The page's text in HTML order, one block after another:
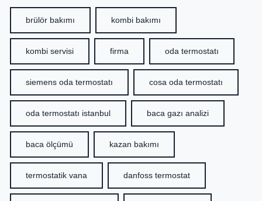
brülör bakımı kombi bakımı
kombi servisi firma oda termostatı
siemens oda termostatı cosa oda termostatı
oda termostatı istanbul baca gazı analizi
baca ölçümü kazan bakımı
termostatik vana danfoss termostat